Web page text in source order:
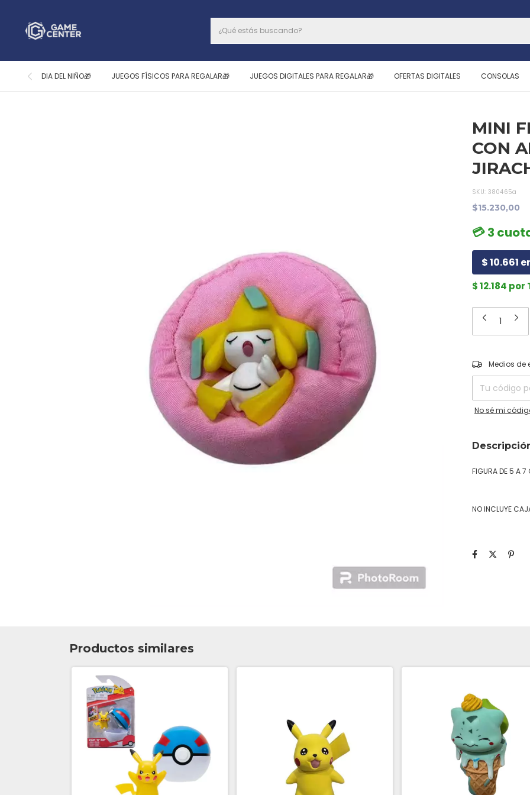
DIA DEL NIÑO🎁 JUEGOS FÍSICOS PARA REGALAR🎁 JUEGOS DIGITALES PARA REGALAR🎁 OFERTAS DIGITALES CONSOLAS
MINI
CON
SKU: 380465a
$15.230,00
💳 3
$ 10.661
$ 12.184
Entregas para
Medios de
No sé mi
FIGURA DE 5 A 7
NO INCLUYE
Productos similares